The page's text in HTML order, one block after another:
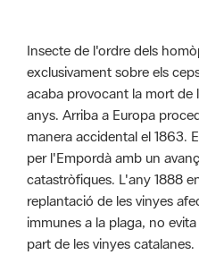
Insecte de l'ordre dels
exclusivament sobre els
acaba provocant la mort de
anys. Arriba a Europa
manera accidental el 1863.
per l'Empordà amb un
catastròfiques. L'any 1888
replantació de les vinyes
immunes a la plaga, no
part de les vinyes